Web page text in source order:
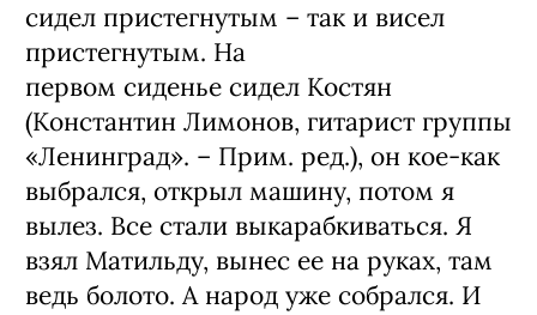
сидел пристегнутым – так и висел
пристегнутым. На
первом сиденье сидел Костян
(Константин Лимонов, гитарист группы
«Ленинград». – Прим. ред.), он кое-как
выбрался, открыл машину, потом я
вылез. Все стали выкарабкиваться. Я
взял Матильду, вынес ее на руках, там
ведь болото. А народ уже собрался. И